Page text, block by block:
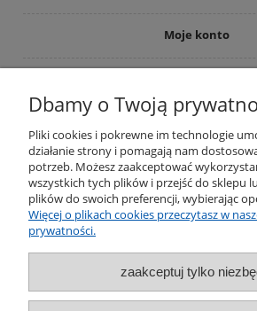
Moje konto
O nas
Sklep internetowy
Dbamy o Twoją
Pliki cookies i pokrewne im technologie
działanie strony i pomagają nam
potrzeb. Możesz zaakceptować
wszystkich tych plików i przejść do sklepu
plików do swoich preferencji, wybierając
Więcej o plikach cookies przeczytasz w
prywatności.
zaakceptuj tylko